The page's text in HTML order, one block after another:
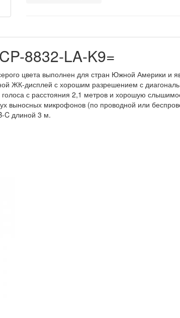
8832-LA-K9=
цвета выполнен для стран Южной Америки и
ЖК-дисплей с хорошим разрешением с
с расстояния 2,1 метров и хорошую
выносных микрофонов (по проводной или
C длиной 3 м.